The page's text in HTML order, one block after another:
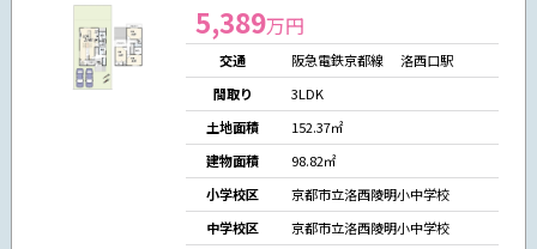
5,389万円
交通
阪急電鉄京都線 洛西口駅
間取り
3LDK
土地面積
152.37㎡
建物面積
98.82㎡
小学校区
京都市立洛西陵明小中学校
中学校区
京都市立洛西陵明小中学校